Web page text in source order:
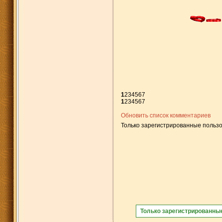
1234567
1234567
Обновить список комментариев
Только зарегистрированные
Только